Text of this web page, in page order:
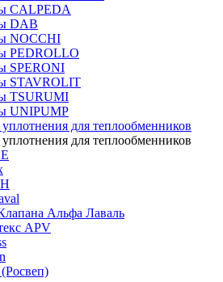
CALPEDA
DAB
NOCCHI
PEDROLLO
SPERONI
STAVROLIT
TSURUMI
UNIPUMP
для теплообменников
для теплообменников
Альфа Лаваль
APV